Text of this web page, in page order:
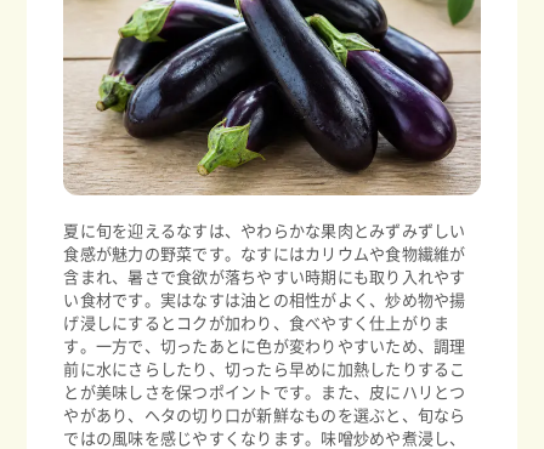
夏に旬を迎えるなすは、やわらかな果肉とみずみずしい
食感が魅力の野菜です。なすにはカリウムや食物繊維が
含まれ、暑さで食欲が落ちやすい時期にも取り入れやす
い食材です。実はなすは油との相性がよく、炒め物や揚
げ浸しにするとコクが加わり、食べやすく仕上がりま
す。一方で、切ったあとに色が変わりやすいため、調理
前に水にさらしたり、切ったら早めに加熱したりするこ
とが美味しさを保つポイントです。また、皮にハリとつ
やがあり、ヘタの切り口が新鮮なものを選ぶと、旬なら
ではの風味を感じやすくなります。味噌炒めや煮浸し、